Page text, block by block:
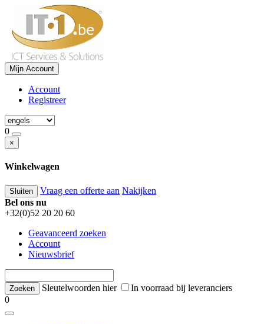
Mijn Account
Account
Registreer
0
×
Winkelwagen
Sluiten Vraag een offerte aan Nakijken
Bel ons nu
+32(0)52 20 20 60
Geavanceerd zoeken
Account
Nieuwsbrief
Sleutelwoorden hier
In voorraad bij leveranciers
0